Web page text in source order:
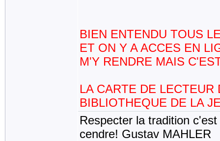
BIEN ENTENDU TOUS
ET ON Y A ACCES EN
M'Y RENDRE MAIS
LA CARTE DE
BIBLIOTHEQUE DE LA
Respecter la tradition
cendre! Gustav MAHLER